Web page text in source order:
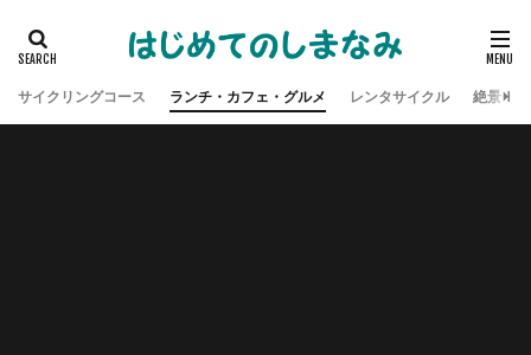
サイクリングコース ランチ・カフェ・グルメ レンタサイクル 絶景